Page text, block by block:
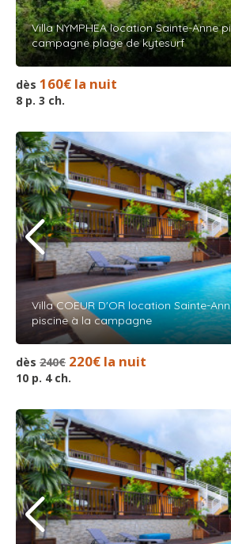
Villa NYMPHEA location Sainte-Anne
campagne plage de kytesurf
dès 160€ la nuit
8 p. 3 ch.
Villa COEUR D'OR location Sainte-
piscine à la campagne
dès 240€ 220€ la nuit
10 p. 4 ch.